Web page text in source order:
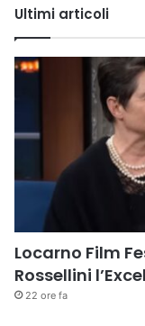
Ultimi articoli
Locarno Film
Rossellini
22 ore fa